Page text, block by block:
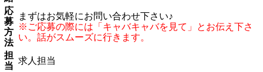
応
募
方
法
まずはお気軽にお問い合わせ下さい♪
※ご応募の際には「キャバキャバを見て」とお伝え下さ
い。話がスムーズに行きます。
担
当
求人担当